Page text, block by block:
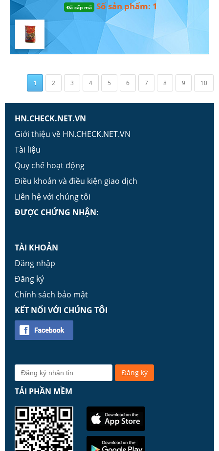
Đã cấp mã Số sản phẩm: 1
1 2 3 4 5 6 7 8 9 10
HN.CHECK.NET.VN
Giới thiệu về HN.CHECK.NET.VN
Tài liệu
Quy chế hoạt động
Điều khoản và điều kiện giao dịch
Liên hệ với chúng tôi
ĐƯỢC CHỨNG NHẬN:
TÀI KHOẢN
Đăng nhập
Đăng ký
Chính sách bảo mật
KẾT NỐI VỚI CHÚNG TÔI
TẢI PHẦN MỀM